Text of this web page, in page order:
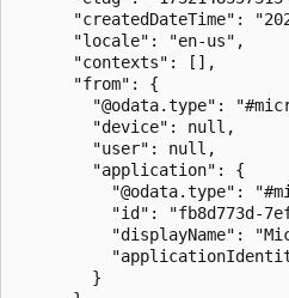
"createdDateTime":
      "locale": "en-us",
      "contexts": [],
      "from": {
"@odata.type":
        "device": null,
        "user": null,
        "application": {
"@odata.type":
"id": "fb8d773d-
"displayName":
        }